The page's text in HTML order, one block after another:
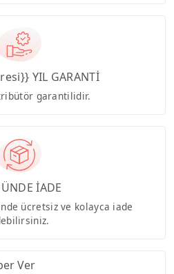
YIL GARANTİ
garantilidir.
İADE
ücretsiz ve kolayca iade
Ver